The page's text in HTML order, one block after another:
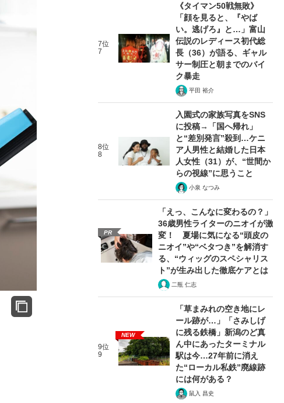
7位
7
《タイマン50戦無敗》
「顔を見ると、『やば
い。逃げろ』と…」富山
伝説のレディース初代総
長（36）が語る、ギャル
サー制圧と朝までのバイ
ク暴走
平田 裕介
8位
8
入園式の家族写真をSNS
に投稿→「国へ帰れ」
と“差別発言”殺到…ケニ
ア人男性と結婚した日本
人女性（31）が、“世間か
らの視線”に思うこと
小泉 なつみ
PR
「えっ、こんなに変わるの？」
36歳男性ライターのニオイが激
変！ 夏場に気になる“頭皮の
ニオイ”や“ベタつき”を解消す
る、“ウィッグのスペシャリス
ト”が生み出した徹底ケアとは
二瓶 仁志
9位
9
NEW
「草まみれの空き地にレ
ール跡が…」「さみしげ
に残る鉄橋」新潟のど真
ん中にあったターミナル
駅は今…27年前に消え
た“ローカル私鉄”廃線跡
には何がある？
鼠入 昌史